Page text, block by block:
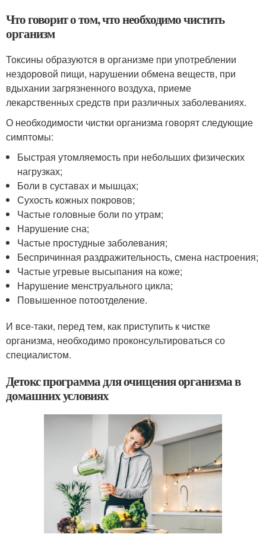
Что говорит о том, что необходимо чистить
организм
Токсины образуются в организме при употреблении
нездоровой пищи, нарушении обмена веществ, при
вдыхании загрязненного воздуха, приеме
лекарственных средств при различных заболеваниях.
О необходимости чистки организма говорят следующие
симптомы:
Быстрая утомляемость при небольших физических
нагрузках;
Боли в суставах и мышцах;
Сухость кожных покровов;
Частые головные боли по утрам;
Нарушение сна;
Частые простудные заболевания;
Беспричинная раздражительность, смена настроения;
Частые угревые высыпания на коже;
Нарушение менструального цикла;
Повышенное потоотделение.
И все-таки, перед тем, как приступить к чистке
организма, необходимо проконсультироваться со
специалистом.
Детокс программа для очищения организма в
домашних условиях